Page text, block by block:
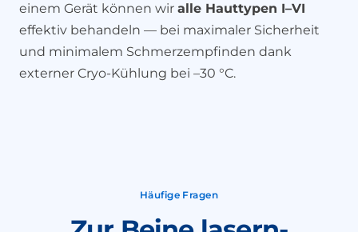
einem Gerät können wir alle Hauttypen I–VI
effektiv behandeln — bei maximaler Sicherheit
und minimalem Schmerzempfinden dank
externer Cryo-Kühlung bei –30 °C.
Häufige Fragen